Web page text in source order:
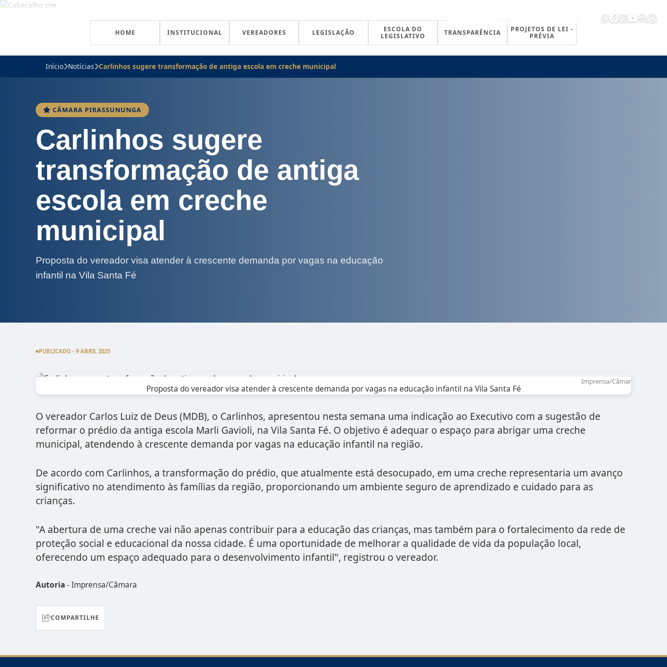
HOME INSTITUCIONAL VEREADORES LEGISLAÇÃO
ESCOLA DO
LEGISLATIVO
TRANSPARÊNCIA
PROJETOS DE LEI -
PRÉVIA
Início Notícias Carlinhos sugere transformação de antiga escola em creche municipal
CÂMARA PIRASSUNUNGA
Carlinhos sugere
transformação de antiga
escola em creche
municipal
Proposta do vereador visa atender à crescente demanda por vagas na educação
infantil na Vila Santa Fé
PUBLICADO - 9 ABRIL 2025
Imprensa/Câmara
Proposta do vereador visa atender à crescente demanda por vagas na educação infantil na Vila Santa Fé
O vereador Carlos Luiz de Deus (MDB), o Carlinhos, apresentou nesta semana uma indicação ao Executivo com a sugestão de
reformar o prédio da antiga escola Marli Gavioli, na Vila Santa Fé. O objetivo é adequar o espaço para abrigar uma creche
municipal, atendendo à crescente demanda por vagas na educação infantil na região.
De acordo com Carlinhos, a transformação do prédio, que atualmente está desocupado, em uma creche representaria um avanço
significativo no atendimento às famílias da região, proporcionando um ambiente seguro de aprendizado e cuidado para as
crianças.
"A abertura de uma creche vai não apenas contribuir para a educação das crianças, mas também para o fortalecimento da rede de
proteção social e educacional da nossa cidade. É uma oportunidade de melhorar a qualidade de vida da população local,
oferecendo um espaço adequado para o desenvolvimento infantil", registrou o vereador.
Autoria- Imprensa/Câmara
COMPARTILHE